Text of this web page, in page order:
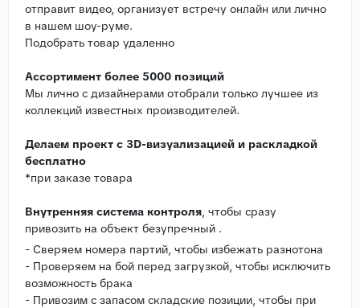
отправит видео, организует встречу онлайн или лично
в нашем шоу-руме.
Подобрать товар удаленно
Ассортимент более 5000 позиций
Мы лично с дизайнерами отобрали только лучшее из
коллекций известных производителей.
Делаем проект с 3D-визуализацией и раскладкой
бесплатно
*при заказе товара
Внутренняя система контроля, чтобы сразу
привозить на объект безупречный .
- Сверяем номера партий, чтобы избежать разнотона
- Проверяем на бой перед загрузкой, чтобы исключить
возможность брака
- Привозим с запасом складские позиции, чтобы при